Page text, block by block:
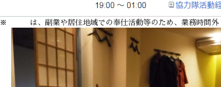
※ は、副業や居住地域での奉仕活動等のため、業務時間外